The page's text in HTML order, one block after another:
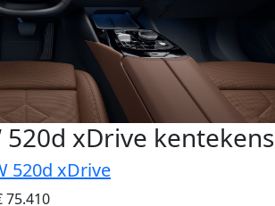
520d xDrive kentekens
520d xDrive
75.410